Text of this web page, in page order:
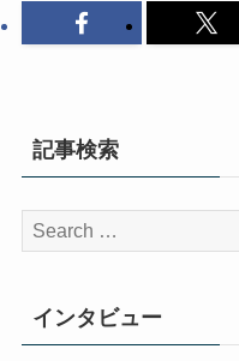
記事検索
検
索:
インタビュー